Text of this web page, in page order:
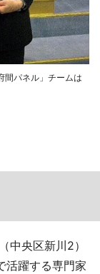
間パネル」チームは
中央区新川2）
活躍する専門家